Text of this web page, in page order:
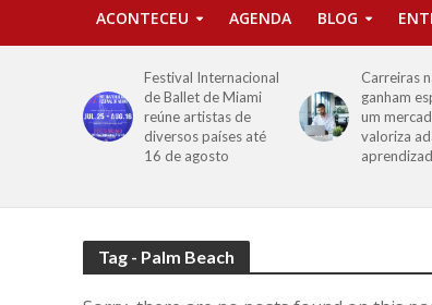
ACONTECEU AGENDA BLOG
Festival Internacional
de Ballet de Miami
reúne artistas de
diversos países até
16 de agosto
Carreiras
ganham
um
valoriza
Tag - Palm Beach